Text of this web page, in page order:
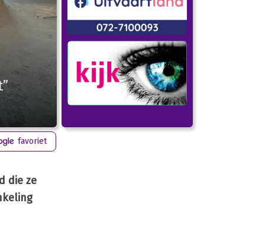
favoriet
die ze